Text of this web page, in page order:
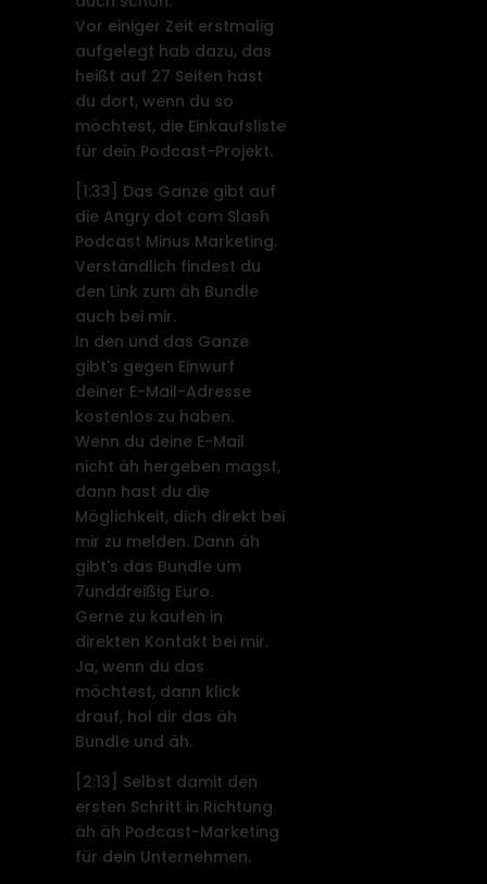
Vor einiger Zeit erstmalig
aufgelegt hab dazu, das
heißt auf 27 Seiten hast
du dort, wenn du so
möchtest, die Einkaufsliste
für dein Podcast-Projekt.
[1:33]
Das Ganze gibt auf
die Angry dot com Slash
Podcast Minus Marketing.
Verständlich findest du
den Link zum äh Bundle
auch bei mir.
In den und das Ganze
gibt's gegen Einwurf
deiner E-Mail-Adresse
kostenlos zu haben.
Wenn du deine E-Mail
nicht äh hergeben magst,
dann hast du die
Möglichkeit, dich direkt bei
mir zu melden. Dann äh
gibt's das Bundle um
7unddreißig Euro.
Gerne zu kaufen in
direkten Kontakt bei mir.
Ja, wenn du das
möchtest, dann klick
drauf, hol dir das äh
Bundle und äh.
[2:13]
Selbst damit den
ersten Schritt in Richtung
äh äh Podcast-Marketing
für dein Unternehmen.